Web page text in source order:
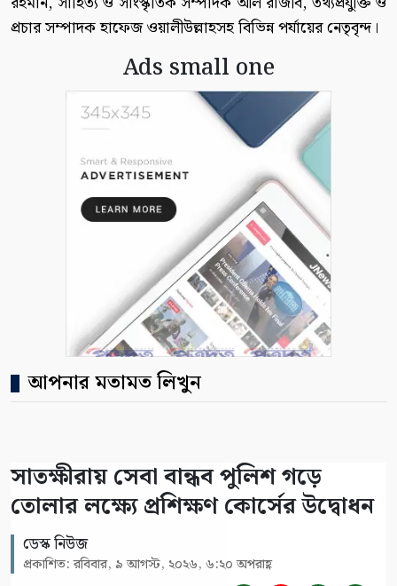
প্রচার সম্পাদক হাফেজ ওয়ালীউল্লাহসহ বিভিন্ন পর্যায়ের নেতৃবৃন্দ।
Ads small one
আপনার মতামত লিখুন
সাতক্ষীরায় সেবা বান্ধব পুলিশ গড়ে
তোলার লক্ষ্যে প্রশিক্ষণ কোর্সের উদ্বোধন
ডেস্ক নিউজ
প্রকাশিত: রবিবার, ৯ আগস্ট, ২০২৬, ৬:২০ অপরাহ্ণ